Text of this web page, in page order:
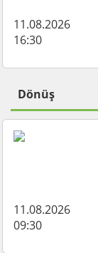
11.08.2026
16:30
Dönüş
11.08.2026
09:30